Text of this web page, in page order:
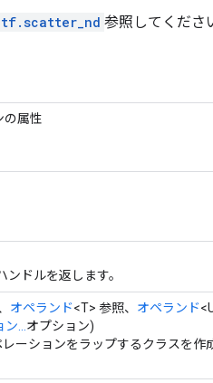
tf.scatter_nd 参照してくださ
の属性
ドルを返します。
オペランド<T> 参照、 オペランド
... オプション)
ーションをラップするクラスを作